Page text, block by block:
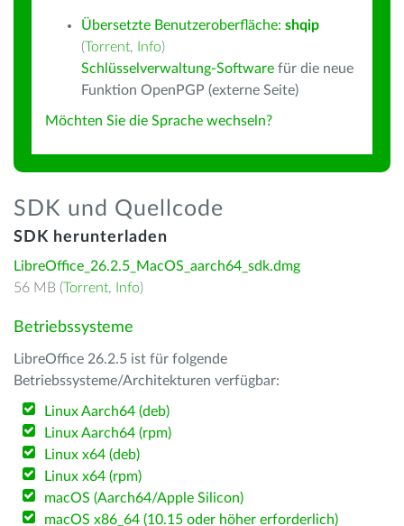
Übersetzte Benutzeroberfläche: shqip
(Torrent, Info)
Schlüsselverwaltung-Software für die neue
Funktion OpenPGP (externe Seite)
Möchten Sie die Sprache wechseln?
SDK und Quellcode
SDK herunterladen
LibreOffice_26.2.5_MacOS_aarch64_sdk.dmg
56 MB (Torrent, Info)
Betriebssysteme
LibreOffice 26.2.5 ist für folgende
Betriebssysteme/Architekturen verfügbar:
Linux Aarch64 (deb)
Linux Aarch64 (rpm)
Linux x64 (deb)
Linux x64 (rpm)
macOS (Aarch64/Apple Silicon)
macOS x86_64 (10.15 oder höher erforderlich)